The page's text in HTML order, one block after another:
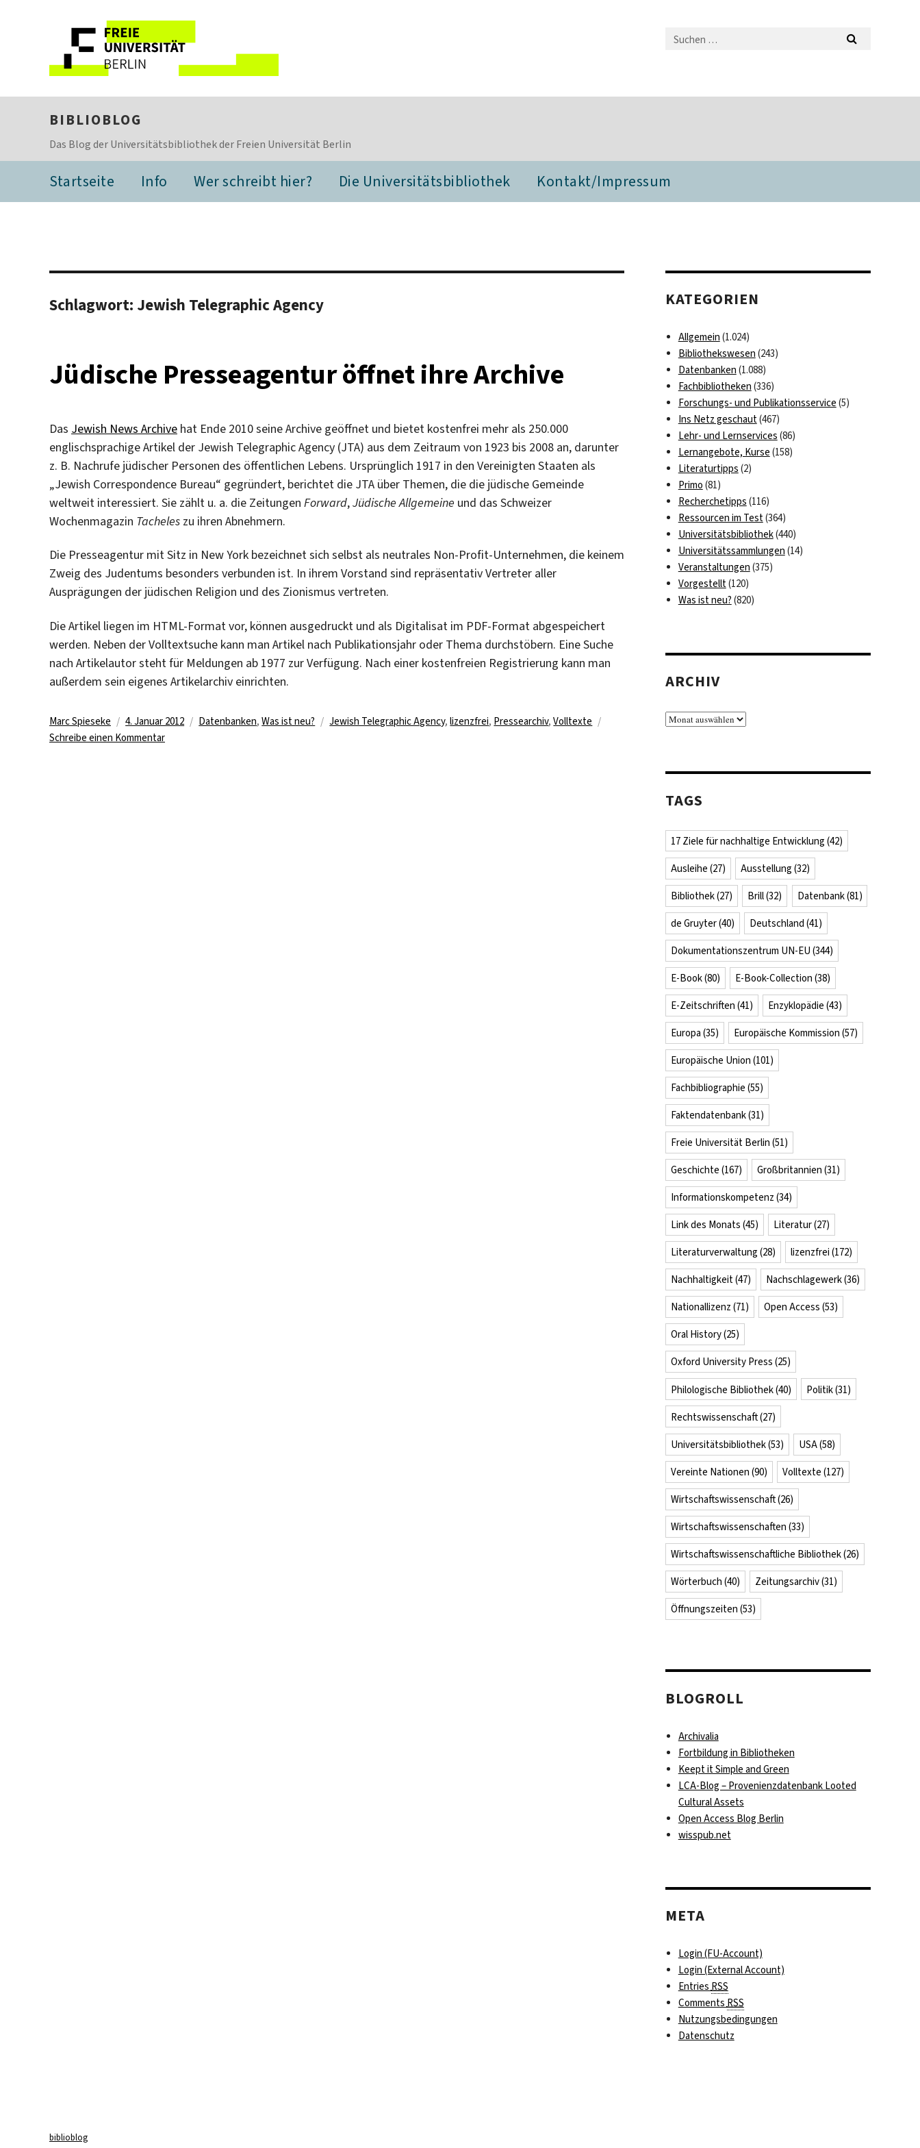
BIBLIOBLOG
Das Blog der Universitätsbibliothek der Freien Universität Berlin
Startseite Info Wer schreibt hier? Die Universitätsbibliothek Kontakt/Impressum
Schlagwort: Jewish Telegraphic Agency
Jüdische Presseagentur öffnet ihre Archive
Das Jewish News Archive hat Ende 2010 seine Archive geöffnet und bietet kostenfrei mehr als 250.000
englischsprachige Artikel der Jewish Telegraphic Agency (JTA) aus dem Zeitraum von 1923 bis 2008 an, darunter
z. B. Nachrufe jüdischer Personen des öffentlichen Lebens. Ursprünglich 1917 in den Vereinigten Staaten als
„Jewish Correspondence Bureau“ gegründert, berichtet die JTA über Themen, die die jüdische Gemeinde
weltweit interessiert. Sie zählt u. a. die Zeitungen Forward,Jüdische Allgemeine und das Schweizer
Wochenmagazin Tacheles zu ihren Abnehmern.
Die Presseagentur mit Sitz in New York bezeichnet sich selbst als neutrales Non-Profit-Unternehmen, die keinem
Zweig des Judentums besonders verbunden ist. In ihrem Vorstand sind repräsentativ Vertreter aller
Ausprägungen der jüdischen Religion und des Zionismus vertreten.
Die Artikel liegen im HTML-Format vor, können ausgedruckt und als Digitalisat im PDF-Format abgespeichert
werden. Neben der Volltextsuche kann man Artikel nach Publikationsjahr oder Thema durchstöbern. Eine Suche
nach Artikelautor steht für Meldungen ab 1977 zur Verfügung. Nach einer kostenfreien Registrierung kann man
außerdem sein eigenes Artikelarchiv einrichten.
Autor
Marc Spieseke
Veröffentlicht
am
4. Januar 2012 Kategorien
Datenbanken,Was ist neu? Schlagwörter
Jewish Telegraphic Agency,lizenzfrei, Pressearchiv,Volltexte
Schreibe einen Kommentarzu
KATEGORIEN
Allgemein (1.024)
Bibliothekswesen (243)
Datenbanken (1.088)
Fachbibliotheken (336)
Forschungs- und Publikationsservice (5)
Ins Netz geschaut(467)
Lehr- und Lernservices (86)
Lernangebote, Kurse (158)
Literaturtipps (2)
Primo (81)
Recherchetipps (116)
Ressourcen im Test(364)
Universitätsbibliothek(440)
Universitätssammlungen (14)
Veranstaltungen (375)
Vorgestellt(120)
Was ist neu? (820)
ARCHIV
Archiv
TAGS
17 Ziele für nachhaltige Entwicklung (42)
Ausleihe (27) Ausstellung (32)
Bibliothek(27) Brill(32) Datenbank(81)
de Gruyter(40) Deutschland (41)
Dokumentationszentrum UN-EU (344)
E-Book(80) E-Book-Collection (38)
E-Zeitschriften (41) Enzyklopädie (43)
Europa (35) Europäische Kommission (57)
Europäische Union (101)
Fachbibliographie (55)
Faktendatenbank(31)
Freie Universität Berlin (51)
Geschichte (167) Großbritannien (31)
Informationskompetenz (34)
Link des Monats (45) Literatur(27)
Literaturverwaltung (28) lizenzfrei (172)
Nachhaltigkeit(47) Nachschlagewerk(36)
Nationallizenz (71) Open Access (53)
Oral History(25)
Oxford University Press (25)
Philologische Bibliothek(40) Politik(31)
Rechtswissenschaft(27)
Universitätsbibliothek(53) USA(58)
Vereinte Nationen (90) Volltexte (127)
Wirtschaftswissenschaft(26)
Wirtschaftswissenschaften (33)
Wirtschaftswissenschaftliche Bibliothek(26)
Wörterbuch (40) Zeitungsarchiv(31)
Öffnungszeiten (53)
BLOGROLL
Archivalia
Fortbildung in Bibliotheken
Keept it Simple and Green
LCA-Blog – Provenienzdatenbank Looted
Cultural Assets
Open Access Blog Berlin
wisspub.net
META
Login (FU-Account)
Login (External Account)
EntriesRSS
CommentsRSS
Nutzungsbedingungen
Datenschutz
biblioblog